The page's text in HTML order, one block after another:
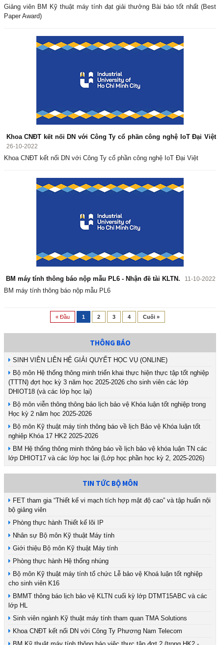
Giảng viên BM Kỹ thuật máy tính đạt giải thưởng Bài báo tốt nhất (Best
Paper Award)
Khoa CNĐT kết nối DN với Công Ty cổ phần công nghệ IoT Đại Việt
26-10-2022
Khoa CNĐT kết nối DN với Công Ty cổ phần công nghệ IoT Đại Việt
BM máy tính thông báo nộp mẫu PL6 - Nhận đề tài KLTN. 11-10-2022
BM máy tính thông báo nộp mẫu PL6
« Đầu 1 2 3 4 Cuối »
THÔNG BÁO
SINH VIÊN LIÊN HỆ GIẢI QUYẾT HỌC VỤ (ONLINE)
Bộ môn Hệ thống thông minh triển khai thực hiện thực tập tốt nghiệp
(TTTN) đợt học kỳ 3 năm học 2025-2026 cho sinh viên các lớp
DHIOT18 (và các lớp học lại)
Bộ môn viễn thông thông báo lịch bảo vệ Khóa luận tốt nghiệp trong
Học kỳ 2 năm học 2025-2026
Bộ môn Kỹ thuật máy tính thông báo về lịch Bảo vệ Khóa luận tốt
nghiệp Khóa 17 HK2 2025-2026
BM Hệ thống thông minh thông báo về lịch bảo vệ khóa luận TN các
lớp DHIOT17 và các lớp học lại (Lớp học phần học kỳ 2, 2025-2026)
TIN TỨC BỘ MÔN
FET tham gia “Thiết kế vi mạch tích hợp mật độ cao” và tập huấn nội
bộ giảng viên
Phòng thực hành Thiết kế lõi IP
Nhân sự Bộ môn Kỹ thuật Máy tính
Giới thiệu Bộ môn Kỹ thuật Máy tính
Phòng thực hành Hệ thống nhúng
Bộ môn Kỹ thuật máy tính tổ chức Lễ bảo vệ Khoá luận tốt nghiệp
cho sinh viên K16
BMMT thông báo lịch bảo vệ KLTN cuối kỳ lớp DTMT15ABC và các
lớp HL
Sinh viên ngành Kỹ thuật máy tính tham quan TMA Solutions
Khoa CNĐT kết nối DN với Công Ty Phương Nam Telecom